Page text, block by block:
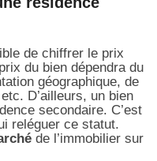
de chiffrer le prix
du bien dépendra du
géographique, de
D’ailleurs, un bien
secondaire. C’est
reléguer ce statut.
de l’immobilier sur